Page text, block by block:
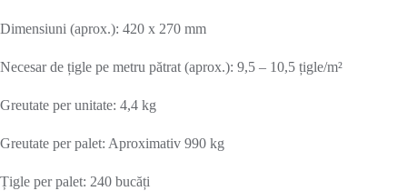
Dimensiuni (aprox.): 420 x 270 mm
Necesar de țigle pe metru pătrat (aprox.): 9,5 – 10,5 țigle/m²
Greutate per unitate: 4,4 kg
Greutate per palet: Aproximativ 990 kg
Țigle per palet: 240 bucăți